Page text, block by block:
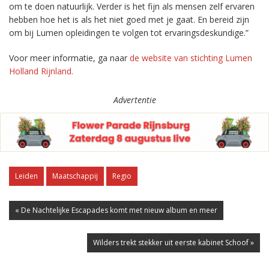
om te doen natuurlijk. Verder is het fijn als mensen zelf ervaren
hebben hoe het is als het niet goed met je gaat. En bereid zijn
om bij Lumen opleidingen te volgen tot ervaringsdeskundige.”
Voor meer informatie, ga naar de website van stichting Lumen
Holland Rijnland.
Advertentie
Leiden Maatschappij Regio
« De Nachtelijke Escapades komt met nieuw album en meer
Wilders trekt stekker uit eerste kabinet Schoof »